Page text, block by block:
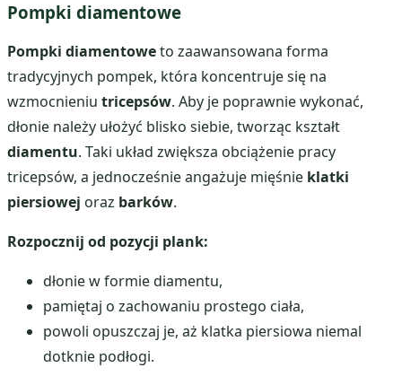
Pompki diamentowe
Pompki diamentoweto zaawansowana forma
tradycyjnych pompek, która koncentruje się na
wzmocnieniu tricepsów. Aby je poprawnie wykonać,
dłonie należy ułożyć blisko siebie, tworząc kształt
diamentu. Taki układ zwiększa obciążenie pracy
tricepsów, a jednocześnie angażuje mięśnie klatki
piersiowej oraz barków.
Rozpocznij od pozycji plank:
dłonie w formie diamentu,
pamiętaj o zachowaniu prostego ciała,
powoli opuszczaj je, aż klatka piersiowa niemal
dotknie podłogi.